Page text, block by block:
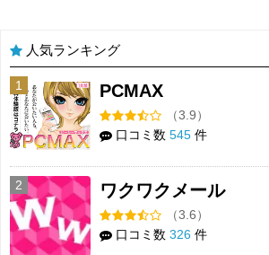
人気ランキング
1 PCMAX
（3.9）
口コミ数 545 件
2 ワクワクメール
（3.6）
口コミ数 326 件